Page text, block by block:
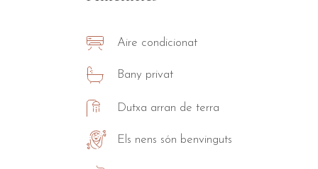
Aire condicionat
Bany privat
Dutxa arran de terra
Els nens són benvinguts